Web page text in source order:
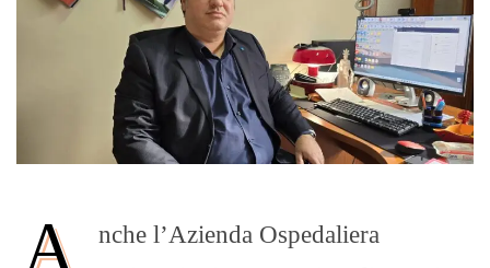
A
nche l’Azienda Ospedaliera